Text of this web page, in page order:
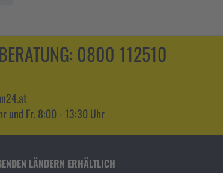
0800 112510
und Fr. 8:00 - 13:30 Uhr
LÄNDERN ERHÄLTLICH